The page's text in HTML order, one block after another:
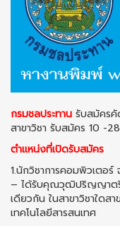
กรมชลประทาน รับสมัคร
สาขาวิชา รับสมัคร 10 -
ตำแหน่งที่เปิดรับสมัคร
1.นักวิชาการคอมพิวเตอร์
– ได้รับคุณวุฒิปริญญาตรี
เดียวกัน ในสาขาวิชาใดส
เทคโนโลยีสารสนเทศ